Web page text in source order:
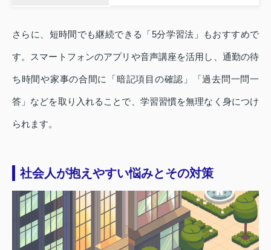
さらに、短時間でも継続できる「5分学習法」もおすすめで
す。スマートフォンのアプリや音声講座を活用し、通勤の待
ち時間や家事の合間に「暗記項目の確認」「過去問一問一
答」などを取り入れることで、学習習慣を無理なく身につけ
られます。
社会人が抱えやすい悩みとその対策